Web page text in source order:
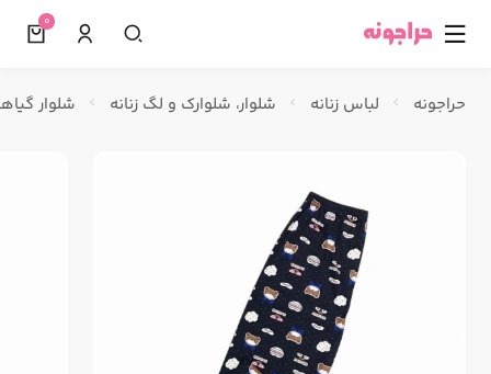
☰
0
حراجونه لباس زنانه شلوار، شلوارک و لگ زنانه شلوار